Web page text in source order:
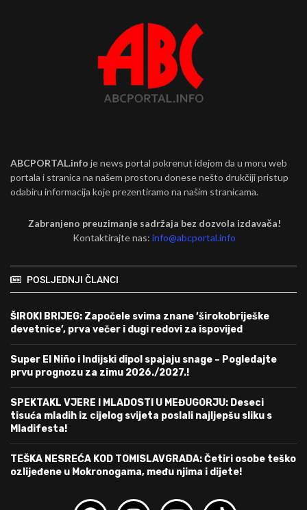
ABCPORTAL.info je news portal pokrenut idejom da u moru web
portala i stranica na našem prostoru donese nešto drukčiji pristup
odabiru informacija koje prezentiramo na našim stranicama.
Zabranjeno preuzimanje sadržaja bez dozvola izdavača!
Kontaktirajte nas:info@abcportal.info
POSLJEDNJI ČLANCI
ŠIROKI BRIJEG: Započele svima znane ‘širokobriješke
devetnice’, prva večer i dugi redovi za ispovijed
Super El Niño i Indijski dipol spajaju snage – Pogledajte
prvu prognozu za zimu 2026./2027.!
SPEKTAKL VJERE I MLADOSTI U MEĐUGORJU: Deseci
tisuća mladih iz cijelog svijeta poslali najljepšu sliku s
Mladifesta!
TEŠKA NESREĆA KOD TOMISLAVGRADA: Četiri osobe teško
ozlijeđene u Mokronogama, među njima i dijete!